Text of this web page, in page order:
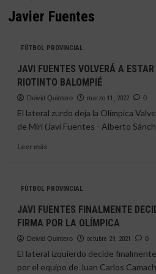
Javier Fuentes
FÚTBOL PROVINCIAL
JAVI FUENTES VOLVERÁ A
RIOTINTO BALOMPIÉ
Deivid Quintero marzo 11, 2022 0
El lateral zurdo deja la Olímpica
de Miri (Javi Fuentes - Alberto
Leer másLeer
FUENTES
A
ESTAR
CON
ALBERTO
FÚTBOL PROVINCIAL
JAVI FUENTES FINALMENTE
FIRMA POR LA OLÍMPICA
Deivid Quintero octubre 29, 2021 0
El lateral izquierdo decide
por el equipo de Juan Carlos